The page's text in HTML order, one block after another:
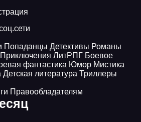
Попаданцы Детективы Романы
Приключения ЛитРПГ Боевое
фантастика Юмор Мистика
Детская литература Триллеры
Правообладателям